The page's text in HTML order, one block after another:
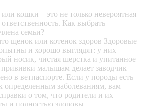
кошки – это не только невероятная
Как выбрать
семьи?
щенок или котенок здоров Здоровые
и хорошо выглядят: у них
носик, чистая шерстка и упитанное
малышам делает заводчик –
в ветпаспорте. Если у породы есть
определенным заболеваниям, вам
о том, что родители и их